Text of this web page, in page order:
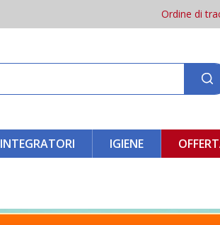
Ordine di
INTEGRATORI IGIENE